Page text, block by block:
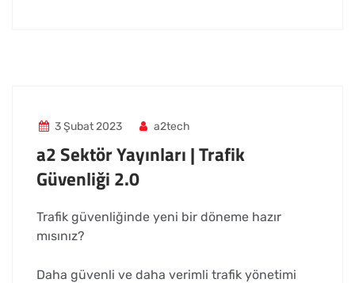
3 Şubat 2023 a2tech
a2 Sektör Yayınları | Trafik
Güvenliği 2.0
Trafik güvenliğinde yeni bir döneme hazır
mısınız?
Daha güvenli ve daha verimli trafik yönetimi